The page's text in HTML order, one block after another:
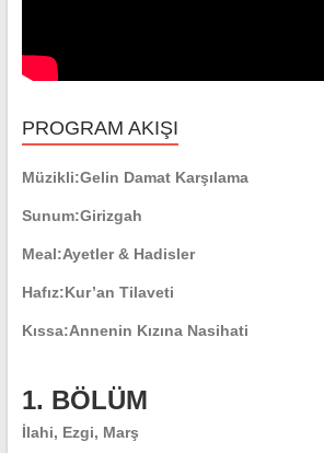
PROGRAM AKIŞI
Müzikli:Gelin Damat Karşılama
Sunum:Girizgah
Meal:Ayetler & Hadisler
Hafız:Kur’an Tilaveti
Kıssa:Annenin Kızına Nasihati
1. BÖLÜM
İlahi, Ezgi, Marş